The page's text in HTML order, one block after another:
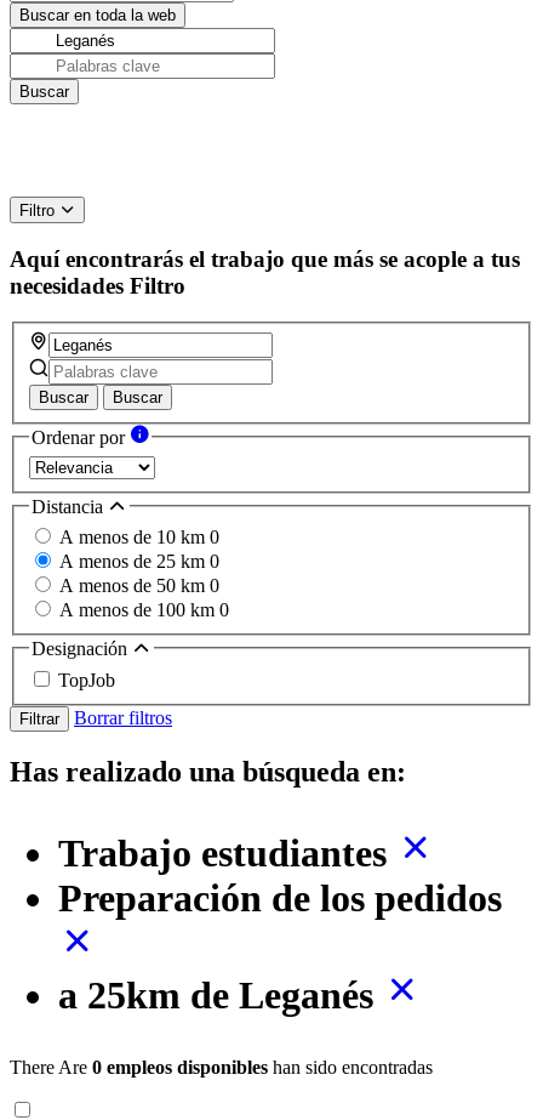
Filtro
Aquí encontrarás el trabajo que más se acople a tus
necesidades Filtro
Buscar Buscar
Ordenar por
Distancia
A menos de 10 km 0
A menos de 25 km 0
A menos de 50 km 0
A menos de 100 km 0
Designación
TopJob
Filtrar Borrar filtros
Has realizado una búsqueda en:
Trabajo estudiantes
Preparación de los pedidos
a 25km de Leganés
There Are 0 empleos disponibles han sido encontradas